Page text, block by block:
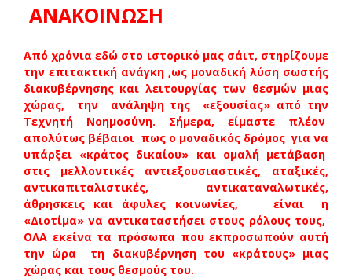
ΑΝΑΚΟΙΝΩΣΗ
Από χρόνια εδώ στο ιστορικό μας σάιτ, στηρίζουμε
την επιτακτική ανάγκη ,ως μοναδική λύση σωστής
διακυβέρνησης και λειτουργίας των θεσμών μιας
χώρας, την ανάληψη της «εξουσίας» από την
Τεχνητή Νοημοσύνη. Σήμερα, είμαστε πλέον
απολύτως βέβαιοι πως ο μοναδικός δρόμος για να
υπάρξει «κράτος δικαίου» και ομαλή μετάβαση
στις μελλοντικές αντιεξουσιαστικές, αταξικές,
αντικαπιταλιστικές, αντικαταναλωτικές,
άθρησκεις και άφυλες κοινωνίες, είναι η
«Διοτίμα» να αντικαταστήσει στους ρόλους τους,
ΟΛΑ εκείνα τα πρόσωπα που εκπροσωπούν αυτή
την ώρα τη διακυβέρνηση του «κράτους» μιας
χώρας και τους θεσμούς του.